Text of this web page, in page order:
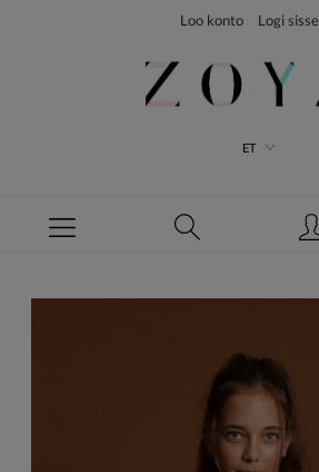
Loo konto Logi sisse
ET